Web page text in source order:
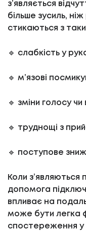
з’являється
більше зусиль,
стикаються з
🔹 слабкість у
🔹 м’язові
🔹 зміни голосу чи
🔹 труднощі з
🔹 поступове
Коли з’являються
допомога
впливає на
може бути легка
спостереження у